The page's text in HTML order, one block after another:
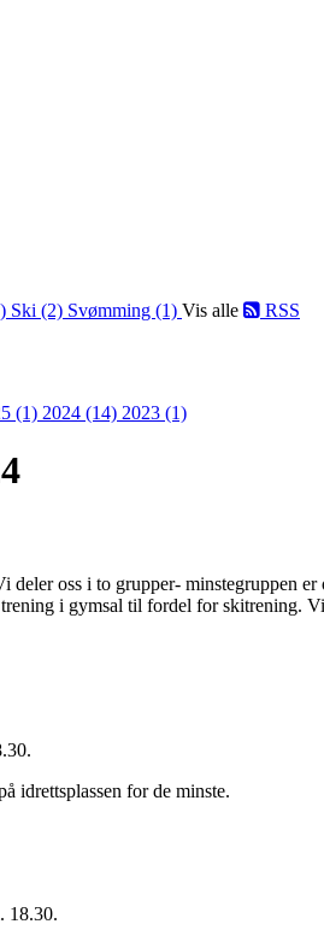
Ski (2) Svømming (1) Vis alle RSS
(1) 2024 (14) 2023 (1)
oss i to grupper- minstegruppen
i gymsal til fordel for skitrening.
idrettsplassen for de minste.
18.30.